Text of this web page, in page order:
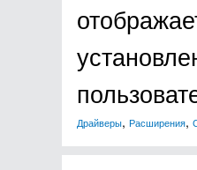
Драйверы, Расширения,